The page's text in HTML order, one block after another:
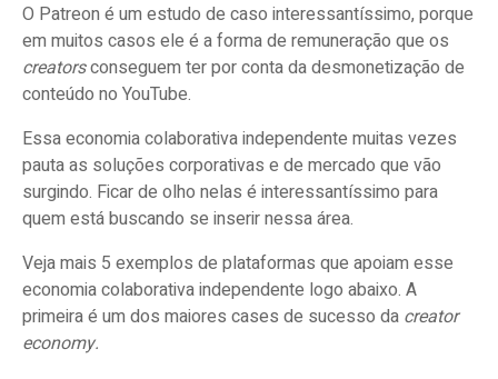
O Patreon é um estudo de caso interessantíssimo, porque
em muitos casos ele é a forma de remuneração que os
creatorsconseguem ter por conta da desmonetização de
conteúdo no YouTube.
Essa economia colaborativa independente muitas vezes
pauta as soluções corporativas e de mercado que vão
surgindo. Ficar de olho nelas é interessantíssimo para
quem está buscando se inserir nessa área.
Veja mais 5 exemplos de plataformas que apoiam esse
economia colaborativa independente logo abaixo. A
primeira é um dos maiores cases de sucesso da creator
economy.